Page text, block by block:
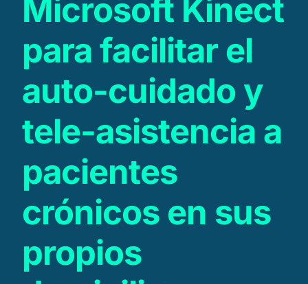
Microsoft Kinect
para facilitar el
auto-cuidado y
tele-asistencia a
pacientes
crónicos en sus
propios